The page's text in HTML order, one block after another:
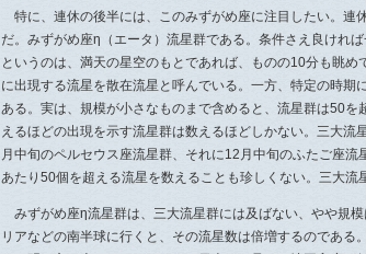
特に、連休の後半には、このみずがめ座に注目したい。連
だ。みずがめ座η（エータ）流星群である。条件さえ良けれ
というのは、満天の星空のもとであれば、ものの10分も眺
に出現する流星を散在流星と呼んでいる。一方、特定の時
ある。実は、規模が小さなものまで含めると、流星群は50
えるほどの出現を示す流星群は数えるほどしかない。三大
月中旬のペルセウス座流星群、それに12月中旬のふたご座
あたり50個を超える流星を数えることも珍しくない。三大流
みずがめ座η流星群は、三大流星群には及ばない、やや規
リアなどの南半球に行くと、その流星数は倍増するのであ